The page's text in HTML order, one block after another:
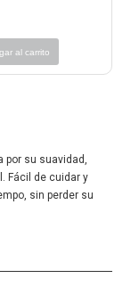
al carrito
por su suavidad,
Fácil de cuidar y
sin perder su